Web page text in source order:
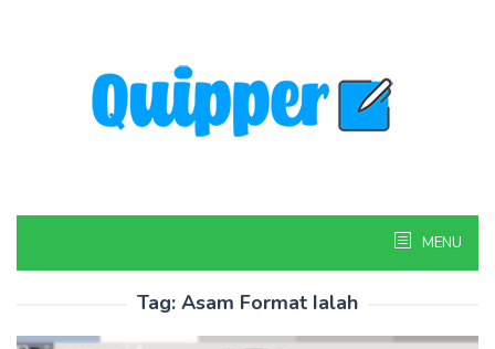
MENU
Tag: Asam Format Ialah